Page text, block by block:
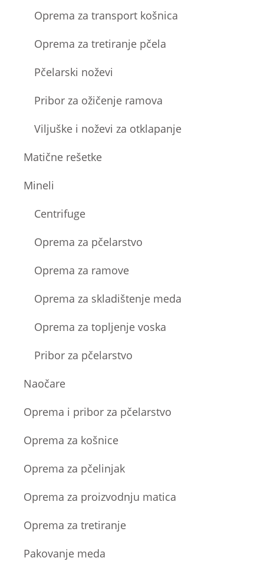
Oprema za transport košnica
Oprema za tretiranje pčela
Pčelarski noževi
Pribor za ožičenje ramova
Viljuške i noževi za otklapanje
Matične rešetke
Mineli
Centrifuge
Oprema za pčelarstvo
Oprema za ramove
Oprema za skladištenje meda
Oprema za topljenje voska
Pribor za pčelarstvo
Naočare
Oprema i pribor za pčelarstvo
Oprema za košnice
Oprema za pčelinjak
Oprema za proizvodnju matica
Oprema za tretiranje
Pakovanje meda